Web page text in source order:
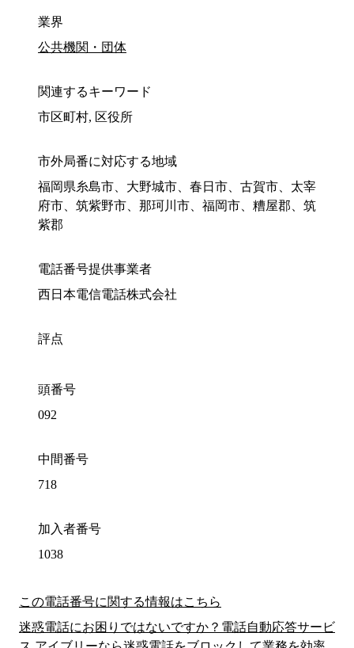
業界
公共機関・団体
関連するキーワード
市区町村, 区役所
市外局番に対応する地域
福岡県糸島市、大野城市、春日市、古賀市、太宰
府市、筑紫野市、那珂川市、福岡市、糟屋郡、筑
紫郡
電話番号提供事業者
西日本電信電話株式会社
評点
頭番号
092
中間番号
718
加入者番号
1038
この電話番号に関する情報はこちら
迷惑電話にお困りではないですか？電話自動応答サービ